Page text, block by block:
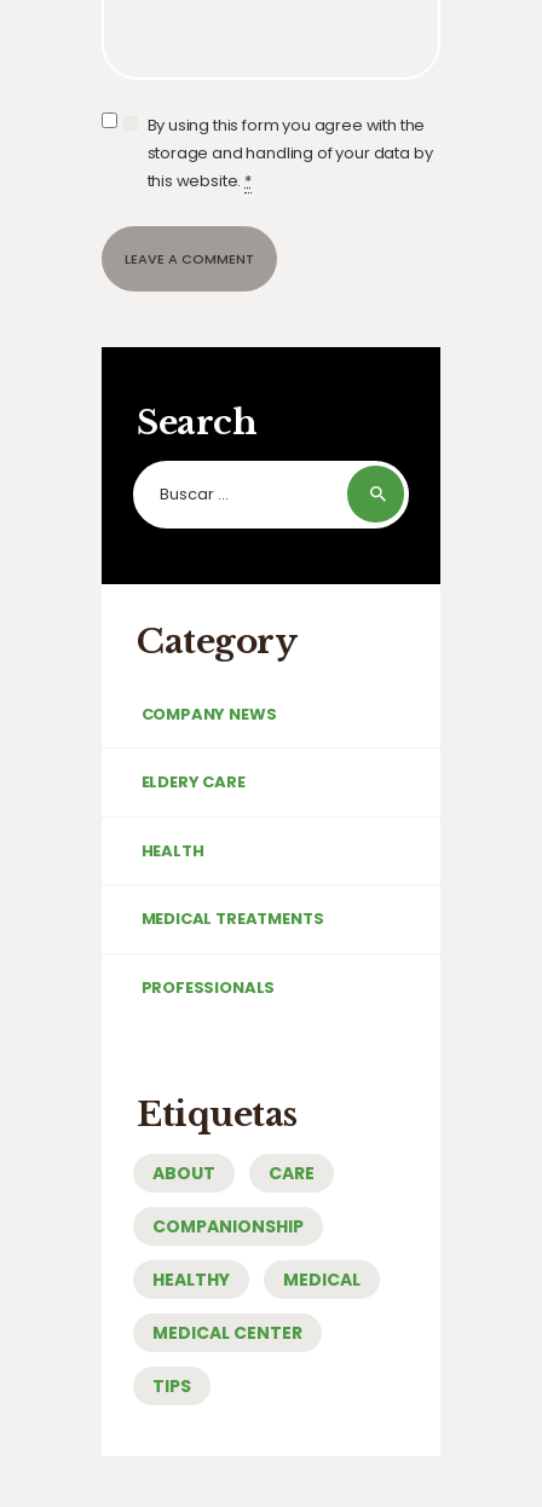
By using this form you agree with the
storage and handling of your data by
this website.*
Search
Buscar:
Category
COMPANY NEWS
ELDERY CARE
HEALTH
MEDICAL TREATMENTS
PROFESSIONALS
Etiquetas
ABOUT CARE
COMPANIONSHIP
HEALTHY MEDICAL
MEDICAL CENTER
TIPS